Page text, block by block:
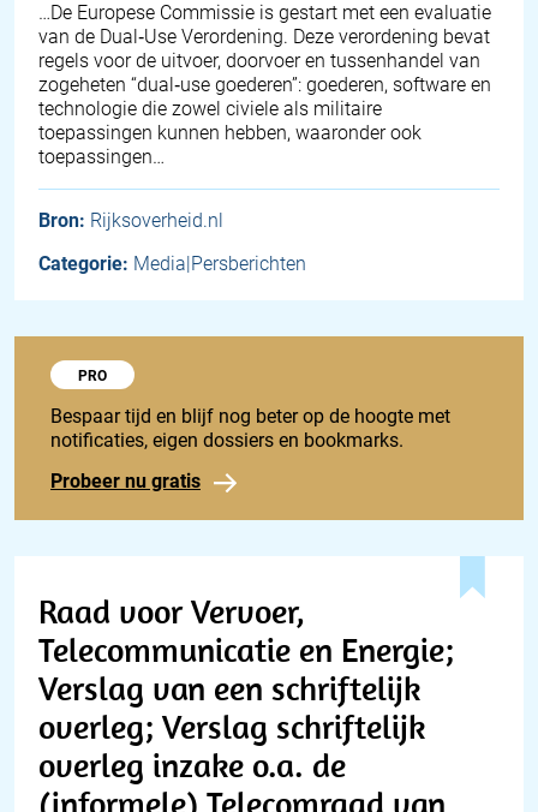
…De Europese Commissie is gestart met een evaluatie
van de Dual‑Use Verordening. Deze verordening bevat
regels voor de uitvoer, doorvoer en tussenhandel van
zogeheten “dual‑use goederen”: goederen, software en
technologie die zowel civiele als militaire
toepassingen kunnen hebben, waaronder ook
toepassingen…
Bron: Rijksoverheid.nl
Categorie: Media|Persberichten
Probeer 1848 Pro
PRO
Bespaar tijd en blijf nog beter op de hoogte met
notificaties, eigen dossiers en bookmarks.
Probeer nu gratis
Raad voor Vervoer,
Telecommunicatie en Energie;
Verslag van een schriftelijk
overleg; Verslag schriftelijk
overleg inzake o.a. de
(informele) Telecomraad van